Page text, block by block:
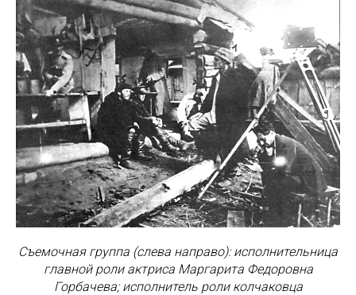
Съемочная группа (слева направо): исполнительница
главной роли актриса Маргарита Федоровна
Горбачева; исполнитель роли колчаковца